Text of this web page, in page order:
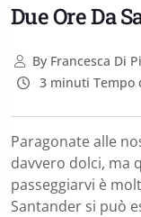
Due Ore Da
ByFrancesca Di
3 minuti Tempo
Paragonate alle
davvero dolci, ma
passeggiarvi è
Santander si può